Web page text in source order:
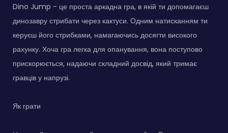
Dino Jump - це проста аркадна гра, в якій ти допомагаєш
динозавру стрибати через кактуси. Одним натисканням ти
керуєш його стрибками, намагаючись досягти високого
рахунку. Хоча гра легка для опанування, вона поступово
прискорюється, надаючи складний досвід, який тримає
гравців у напрузі.
Як грати